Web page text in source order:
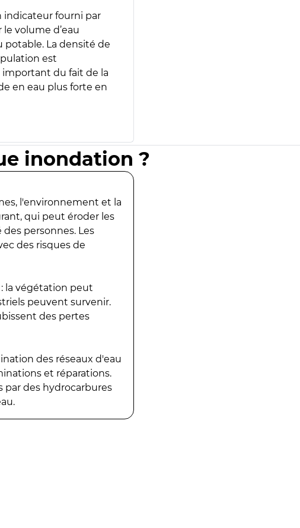
indicateur fourni par
volume d’eau
potable. La densité de
est
important du fait de la
en eau plus forte en
inondation ?
l'environnement et la
qui peut éroder les
personnes. Les
des risques de
la végétation peut
peuvent survenir.
des pertes
des réseaux d'eau
et réparations.
par des hydrocarbures